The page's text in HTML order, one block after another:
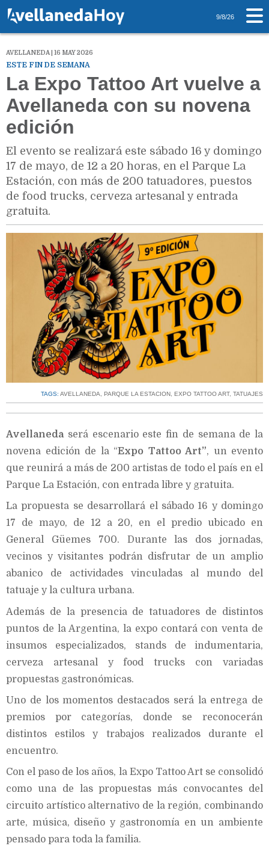
9/8/26
AVELLANEDA | 16 MAY 2026
ESTE FIN DE SEMANA
La Expo Tattoo Art vuelve a
Avellaneda con su novena
edición
El evento se realizará este sábado 16 y domingo
17 de mayo, de 12 a 20 horas, en el Parque La
Estación, con más de 200 tatuadores, puestos
de food trucks, cerveza artesanal y entrada
gratuita.
TAGS: AVELLANEDA, PARQUE LA ESTACION, EXPO TATTOO ART, TATUAJES
Avellanedaserá escenario este fin de semana de la
novena edición de la “Expo Tattoo Art”, un evento
que reunirá a más de 200 artistas de todo el país en el
Parque La Estación, con entrada libre y gratuita.
La propuesta se desarrollará el sábado 16 y domingo
17 de mayo, de 12 a 20, en el predio ubicado en
General Güemes 700. Durante las dos jornadas,
vecinos y visitantes podrán disfrutar de un amplio
abanico de actividades vinculadas al mundo del
tatuaje y la cultura urbana.
Además de la presencia de tatuadores de distintos
puntos de la Argentina, la expo contará con venta de
insumos especializados, stands de indumentaria,
cerveza artesanal y food trucks con variadas
propuestas gastronómicas.
Uno de los momentos destacados será la entrega de
premios por categorías, donde se reconocerán
distintos estilos y trabajos realizados durante el
encuentro.
Con el paso de los años, la Expo Tattoo Art se consolidó
como una de las propuestas más convocantes del
circuito artístico alternativo de la región, combinando
arte, música, diseño y gastronomía en un ambiente
pensado para toda la familia.